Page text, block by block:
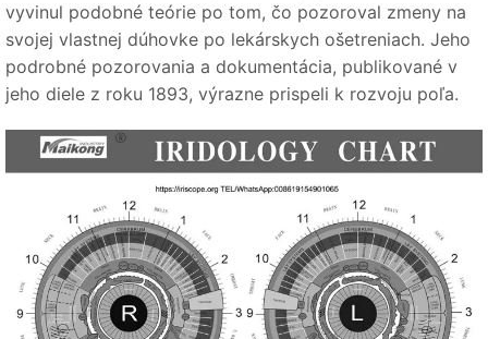
vyvinul podobné teórie po tom, čo pozoroval zmeny na
svojej vlastnej dúhovke po lekárskych ošetreniach. Jeho
podrobné pozorovania a dokumentácia, publikované v
jeho diele z roku 1893, výrazne prispeli k rozvoju poľa.